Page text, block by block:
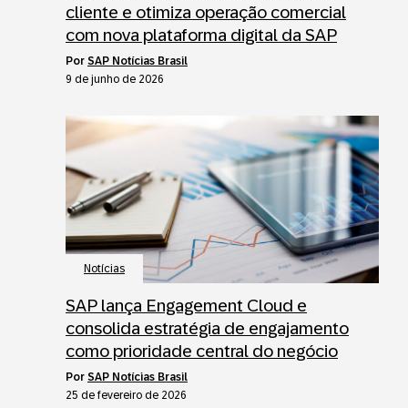
cliente e otimiza operação comercial
com nova plataforma digital da SAP
por SAP Notícias Brasil
9 de junho de 2026
Notícias
SAP lança Engagement Cloud e
consolida estratégia de engajamento
como prioridade central do negócio
por SAP Notícias Brasil
25 de fevereiro de 2026